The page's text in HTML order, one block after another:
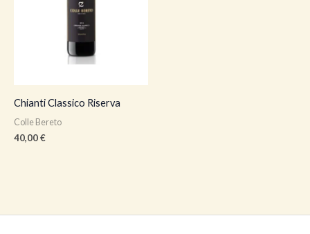
Chianti Classico Riserva
Colle Bereto
40,00€